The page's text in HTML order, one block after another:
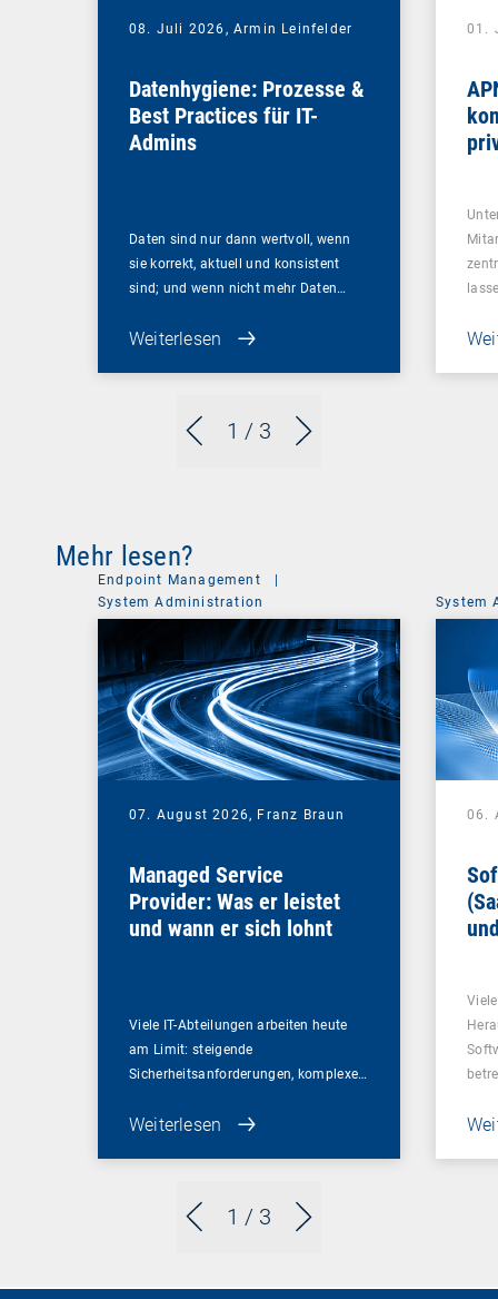
1 / 3
08. Juli 2026, Armin Leinfelder
Datenhygiene: Prozesse &
Best Practices für IT-
Admins
Daten sind nur dann wertvoll, wenn
sie korrekt, aktuell und konsistent
sind; und wenn nicht mehr Daten…
Weiterlesen
01.
Mehr lesen?
1 / 3
Endpoint Management
System Administration
07. August 2026, Franz Braun
Managed Service
Provider: Was er leistet
und wann er sich lohnt
Viele IT-Abteilungen arbeiten heute
am Limit: steigende
Sicherheitsanforderungen, komplexe…
Weiterlesen
System
06.